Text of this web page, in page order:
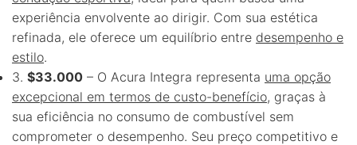
experiência envolvente ao dirigir. Com sua estética
refinada, ele oferece um equilíbrio entre desempenho e
estilo.
3. $33.000 – O Acura Integra representa uma opção
excepcional em termos de custo-benefício, graças à
sua eficiência no consumo de combustível sem
comprometer o desempenho. Seu preço competitivo e